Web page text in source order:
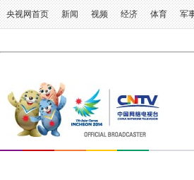
央视网首页 新闻 视频 经济 体育 军